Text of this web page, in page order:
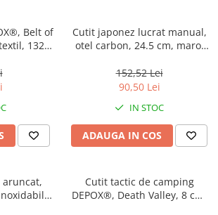
Belt of
132
Cutit japonez lucrat manual,
otel carbon, 24.5 cm, maro,
152,52 Lei
90,50 Lei
IN STOC
ADAUGA IN COS
Cutit tactic de camping
DEPOX®, Death Valley, 8 cm,